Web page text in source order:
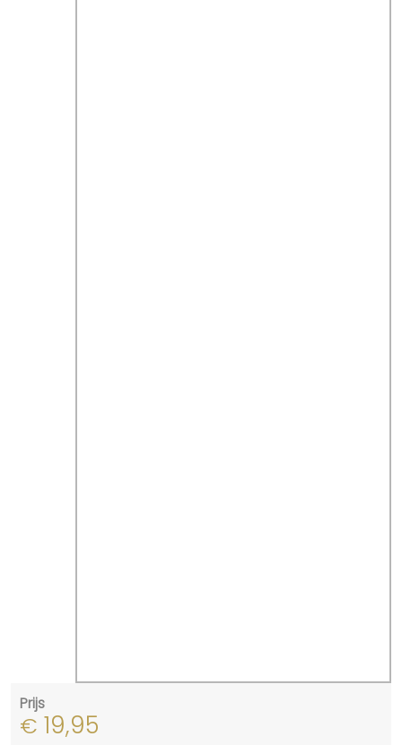
Prijs
€ 19,95